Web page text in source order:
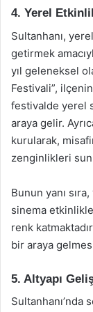
4. Yerel
Sultanhanı,
getirmek
yıl geleneksel
Festivali”,
festivalde yerel
araya gelir.
kurularak,
zenginlikleri
Bunun yanı
sinema
renk
bir araya
5. Altyapı
Sultanhanı’nda